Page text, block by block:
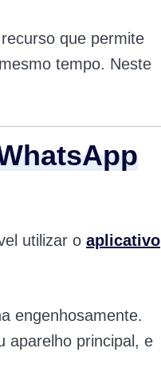
que permite
tempo. Neste
utilizar o aplicativo
engenhosamente.
aparelho principal, e